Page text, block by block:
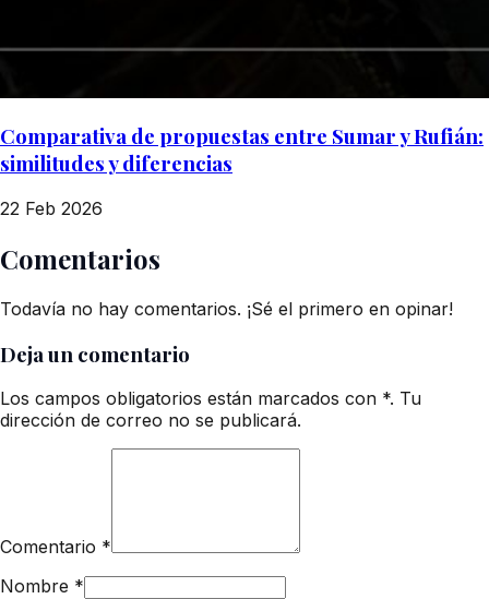
Comparativa de propuestas entre Sumar y Rufián:
similitudes y diferencias
22 Feb 2026
Comentarios
Todavía no hay comentarios. ¡Sé el primero en opinar!
Deja un comentario
Los campos obligatorios están marcados con *. Tu
dirección de correo no se publicará.
Comentario *
Nombre *